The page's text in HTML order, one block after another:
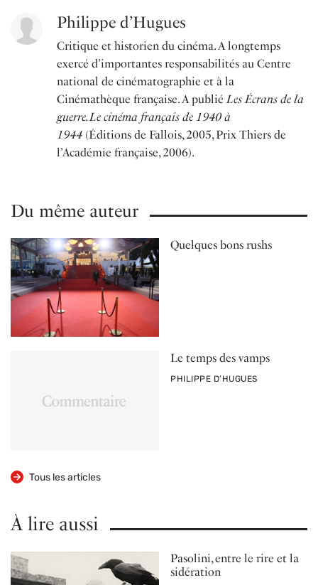
Philippe d’Hugues
Critique et historien du cinéma. A longtemps
exercé d’importantes responsabilités au Centre
national de cinématographie et à la
Cinémathèque française. A publiéLes Écrans de la
guerre. Le cinéma français de 1940 à
1944 (Éditions de Fallois, 2005, Prix Thiers de
l’Académie française, 2006).
Du même auteur
Quelques bons rushs
Le temps des vamps
PAR
PHILIPPE D’HUGUES
Tous les articles
À lire aussi
Pasolini, entre le rire et la
sidération